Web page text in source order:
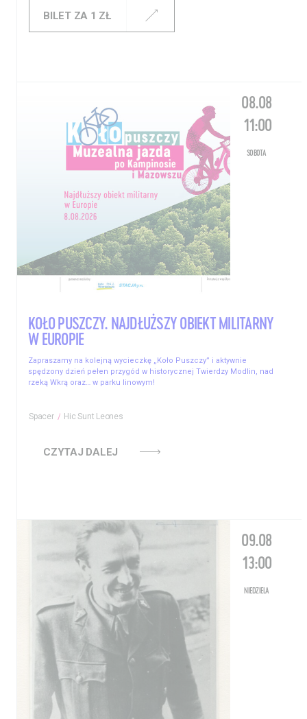
BILET ZA 1 ZŁ
08.08
11:00
SOBOTA
KOŁO PUSZCZY. NAJDŁUŻSZY OBIEKT MILITARNY
W EUROPIE
Zapraszamy na kolejną wycieczkę „Koło Puszczy” i aktywnie
spędzony dzień pełen przygód w historycznej Twierdzy Modlin, nad
rzeką Wkrą oraz… w parku linowym!
Spacer Hic Sunt Leones
CZYTAJ DALEJ
09.08
13:00
NIEDZIELA